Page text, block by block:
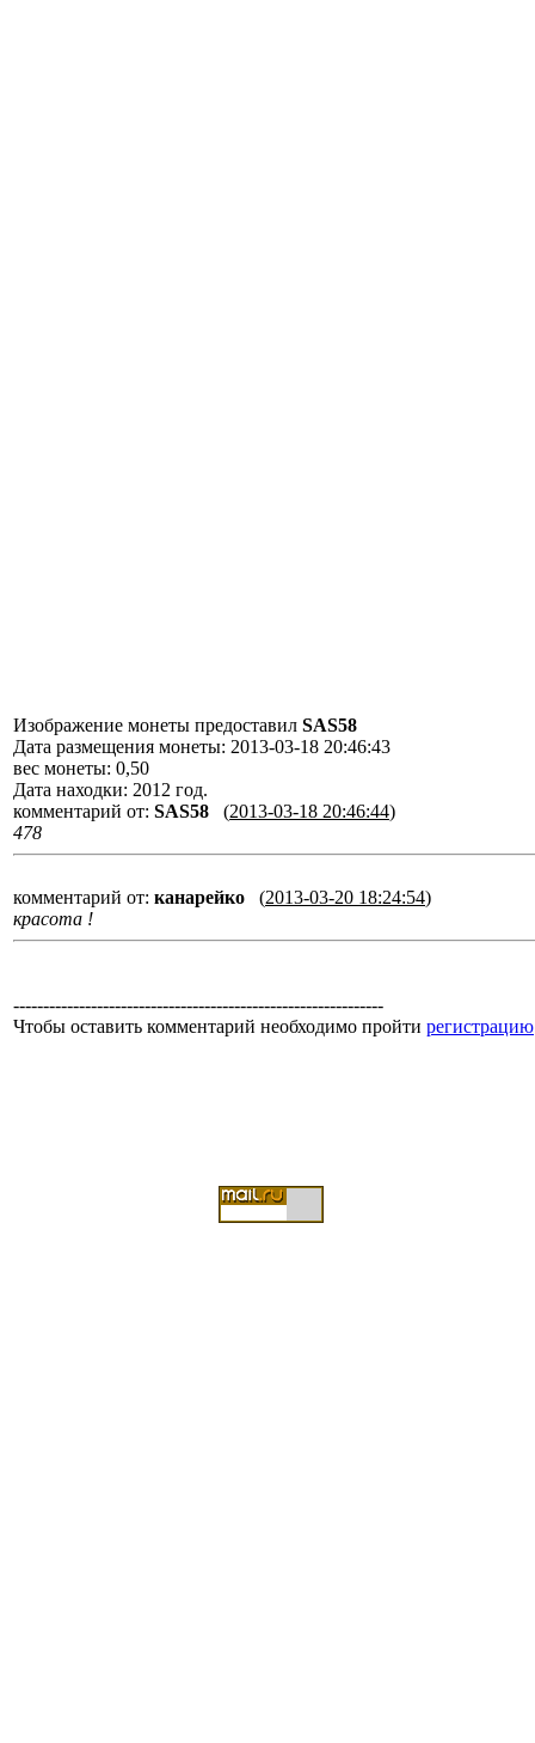
Изображение монеты предоставил SAS58
Дата размещения монеты: 2013-03-18 20:46:43
вес монеты: 0,50
Дата находки: 2012 год.
комментарий от: SAS58 (2013-03-18 20:46:44)
478
комментарий от: канарейко (2013-03-20 18:24:54)
красота !
--------------------------------------------------------------
Чтобы оставить комментарий необходимо пройти регистрацию